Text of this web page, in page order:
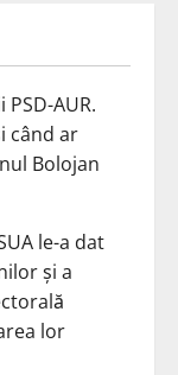
AUR.
când ar
Bolojan
le-a dat
și a
lor